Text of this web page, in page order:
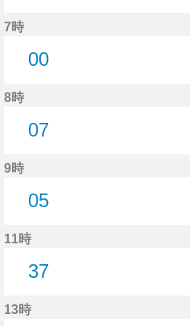
7時
00
8時
07
9時
05
11時
37
13時